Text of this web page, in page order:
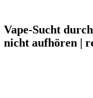
Vape-Sucht
nicht aufhören |